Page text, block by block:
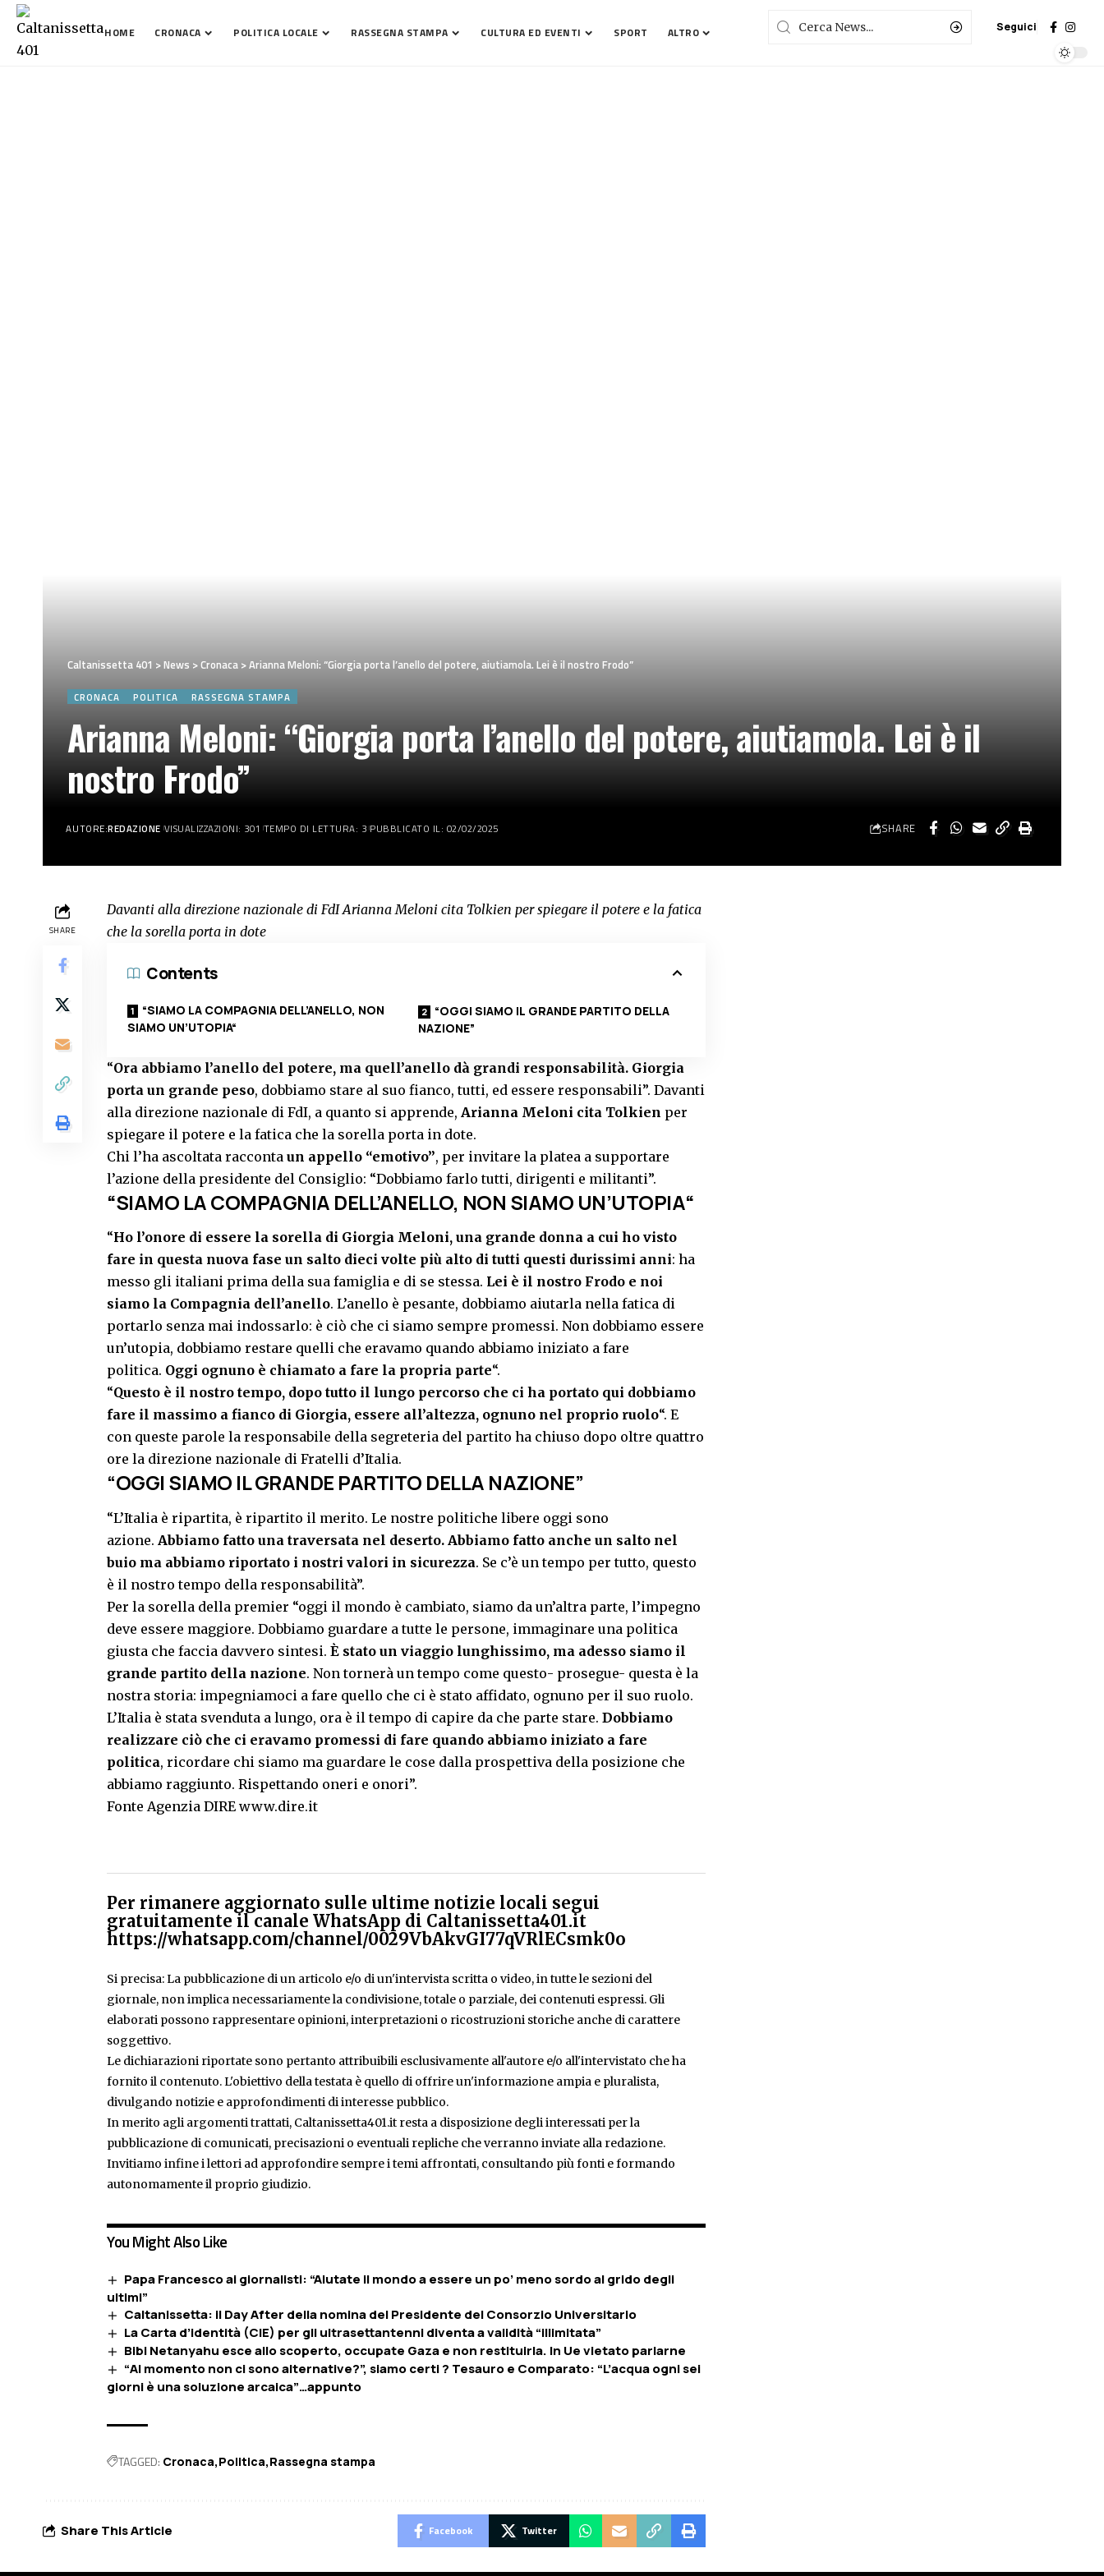
HOME CRONACA POLITICA LOCALE RASSEGNA STAMPA CULTURA ED EVENTI SPORT ALTRO Seguici
Caltanissetta 401 >News >Cronaca >Arianna Meloni: “Giorgia porta l’anello del potere, aiutiamola. Lei è il nostro Frodo”
CRONACA POLITICA RASSEGNA STAMPA
Arianna Meloni: “Giorgia porta l’anello del potere, aiutiamola. Lei è il
nostro Frodo”
AUTORE:REDAZIONE VISUALIZZAZIONI: 301 TEMPO DI LETTURA: 3 PUBBLICATO IL: 02/02/2025 SHARE
SHARE
Davanti alla direzione nazionale di FdI Arianna Meloni cita Tolkien per spiegare il potere e la fatica
che la sorella porta in dote
Contents
“SIAMO LA COMPAGNIA DELL’ANELLO, NON
SIAMO UN’UTOPIA“
“OGGI SIAMO IL GRANDE PARTITO DELLA
NAZIONE”
“Ora abbiamo l’anello del potere, ma quell’anello dà grandi responsabilità. Giorgia
porta un grande peso, dobbiamo stare al suo fianco, tutti, ed essere responsabili”. Davanti
alla direzione nazionale di FdI, a quanto si apprende, Arianna Meloni cita Tolkien per
spiegare il potere e la fatica che la sorella porta in dote.
Chi l’ha ascoltata racconta un appello “emotivo”, per invitare la platea a supportare
l’azione della presidente del Consiglio: “Dobbiamo farlo tutti, dirigenti e militanti”.
“SIAMO LA COMPAGNIA DELL’ANELLO, NON SIAMO UN’UTOPIA“
“Ho l’onore di essere la sorella di Giorgia Meloni, una grande donna a cui ho visto
fare in questa nuova fase un salto dieci volte più alto di tutti questi durissimi anni: ha
messo gli italiani prima della sua famiglia e di se stessa. Lei è il nostro Frodo e noi
siamo la Compagnia dell’anello. L’anello è pesante, dobbiamo aiutarla nella fatica di
portarlo senza mai indossarlo: è ciò che ci siamo sempre promessi. Non dobbiamo essere
un’utopia, dobbiamo restare quelli che eravamo quando abbiamo iniziato a fare
politica. Oggi ognuno è chiamato a fare la propria parte“.
“Questo è il nostro tempo, dopo tutto il lungo percorso che ci ha portato qui dobbiamo
fare il massimo a fianco di Giorgia, essere all’altezza, ognuno nel proprio ruolo“. E
con queste parole la responsabile della segreteria del partito ha chiuso dopo oltre quattro
ore la direzione nazionale di Fratelli d’Italia.
“OGGI SIAMO IL GRANDE PARTITO DELLA NAZIONE”
“L’Italia è ripartita, è ripartito il merito. Le nostre politiche libere oggi sono
azione. Abbiamo fatto una traversata nel deserto. Abbiamo fatto anche un salto nel
buio ma abbiamo riportato i nostri valori in sicurezza. Se c’è un tempo per tutto, questo
è il nostro tempo della responsabilità”.
Per la sorella della premier “oggi il mondo è cambiato, siamo da un’altra parte, l’impegno
deve essere maggiore. Dobbiamo guardare a tutte le persone, immaginare una politica
giusta che faccia davvero sintesi. È stato un viaggio lunghissimo, ma adesso siamo il
grande partito della nazione. Non tornerà un tempo come questo- prosegue- questa è la
nostra storia: impegniamoci a fare quello che ci è stato affidato, ognuno per il suo ruolo.
L’Italia è stata svenduta a lungo, ora è il tempo di capire da che parte stare. Dobbiamo
realizzare ciò che ci eravamo promessi di fare quando abbiamo iniziato a fare
politica, ricordare chi siamo ma guardare le cose dalla prospettiva della posizione che
abbiamo raggiunto. Rispettando oneri e onori”.
Fonte Agenzia DIRE www.dire.it
Per rimanere aggiornato sulle ultime notizie locali segui
gratuitamente il canale WhatsApp di Caltanissetta401.it
https://whatsapp.com/channel/0029VbAkvGI77qVRlECsmk0o
Si precisa: La pubblicazione di un articolo e/o di un'intervista scritta o video, in tutte le sezioni del
giornale, non implica necessariamente la condivisione, totale o parziale, dei contenuti espressi. Gli
elaborati possono rappresentare opinioni, interpretazioni o ricostruzioni storiche anche di carattere
soggettivo.
Le dichiarazioni riportate sono pertanto attribuibili esclusivamente all'autore e/o all'intervistato che ha
fornito il contenuto. L'obiettivo della testata è quello di offrire un'informazione ampia e pluralista,
divulgando notizie e approfondimenti di interesse pubblico.
In merito agli argomenti trattati, Caltanissetta401.it resta a disposizione degli interessati per la
pubblicazione di comunicati, precisazioni o eventuali repliche che verranno inviate alla redazione.
Invitiamo infine i lettori ad approfondire sempre i temi affrontati, consultando più fonti e formando
autonomamente il proprio giudizio.
You Might Also Like
Papa Francesco ai giornalisti: “Aiutate il mondo a essere un po’ meno sordo al grido degli
ultimi”
Caltanissetta: il Day After della nomina del Presidente del Consorzio Universitario
La Carta d’identità (CIE) per gli ultrasettantenni diventa a validità “illimitata”
Bibi Netanyahu esce allo scoperto, occupate Gaza e non restituirla. In Ue vietato parlarne
“Al momento non ci sono alternative?”, siamo certi ? Tesauro e Comparato: “L’acqua ogni sei
giorni è una soluzione arcaica”…appunto
TAGGED: Cronaca Politica Rassegna stampa
Share This Article Facebook Twitter